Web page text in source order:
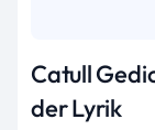
Catull
der Lyrik